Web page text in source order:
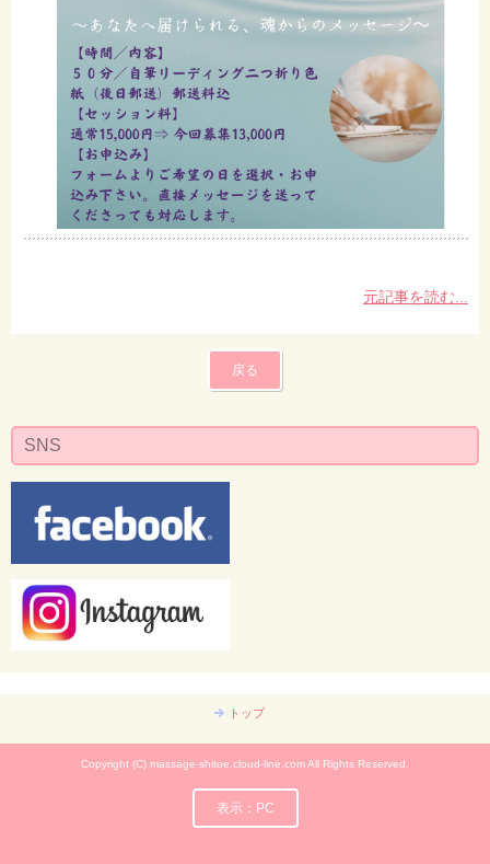
元記事を読む...
戻る
SNS
トップ
Copyright (C) massage-shitoe.cloud-line.com All Rights Reserved.
表示：PC